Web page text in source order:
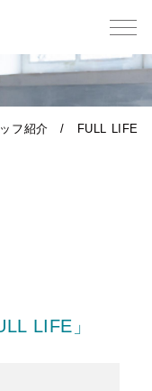
メ
ッフ紹介 / FULL LIFE
LIFE」